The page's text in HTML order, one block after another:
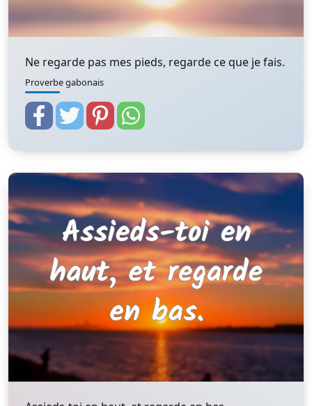
Ne regarde pas mes pieds, regarde ce que je fais.
Proverbe gabonais